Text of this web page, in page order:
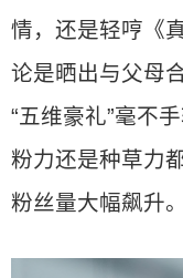
情，还是轻哼《
论是晒出与父母
“五维豪礼”毫不
粉力还是种草力
粉丝量大幅飙升。